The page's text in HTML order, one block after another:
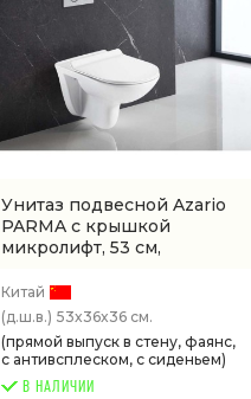
Унитаз подвесной Azario
PARMA с крышкой
микролифт, 53 см,
скрытым смывным
бачком(AZ-2142)
Китай
(д.ш.в.) 53x36x36 см.
(прямой выпуск в стену, фаянс,
с антивсплеском, с сиденьем)
В НАЛИЧИИ